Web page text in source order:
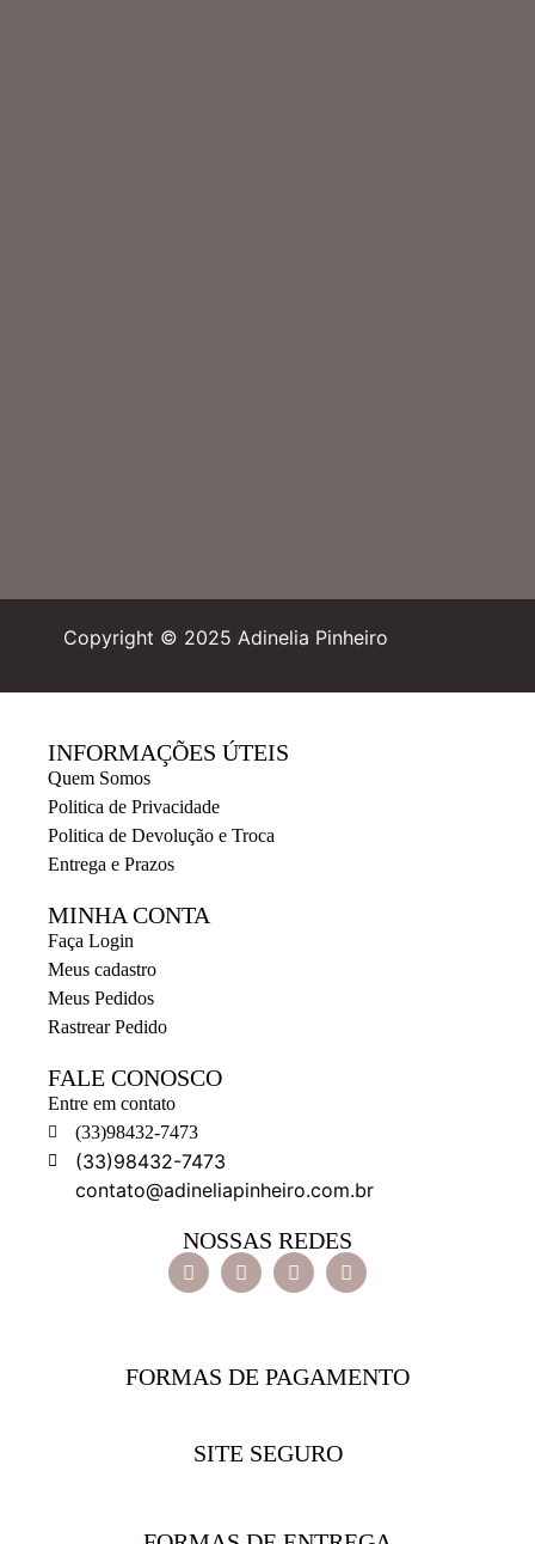
Copyright © 2025 Adinelia Pinheiro
INFORMAÇÕES ÚTEIS
Quem Somos
Politica de Privacidade
Politica de Devolução e Troca
Entrega e Prazos
MINHA CONTA
Faça Login
Meus cadastro
Meus Pedidos
Rastrear Pedido
FALE CONOSCO
Entre em contato
(33)98432-7473
(33)98432-7473
contato@adineliapinheiro.com.br
NOSSAS REDES
FORMAS DE PAGAMENTO
SITE SEGURO